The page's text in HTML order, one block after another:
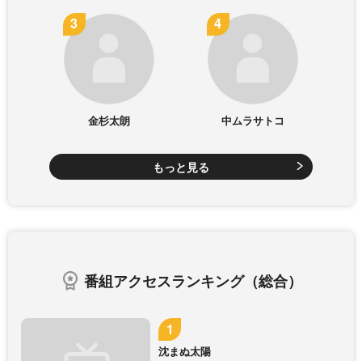
金杉太朗 中ムラサトコ
もっと見る
番組アクセスランキング（総合）
沈まぬ太陽